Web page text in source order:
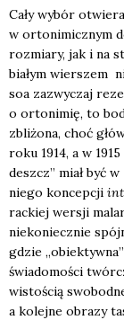
Cały wybór
w orto­ni­micz­nym
roz­mia­ry, jak i na
bia­łym wier­szem
soa zazwy­czaj
o orto­ni­mię, to
zbli­żo­na, choć
roku 1914, a w
deszcz” miał być
nie­go kon­cep­cji
rac­kiej wer­sji
nie­ko­niecz­nie
gdzie
świa­do­mo­ści
wi­sto­ścią
a kolej­ne obra­zy